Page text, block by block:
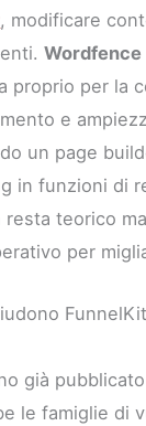
, modificare
Wordfence
proprio per la
e
un page
in funzioni di
teorico
per
già
le famiglie di